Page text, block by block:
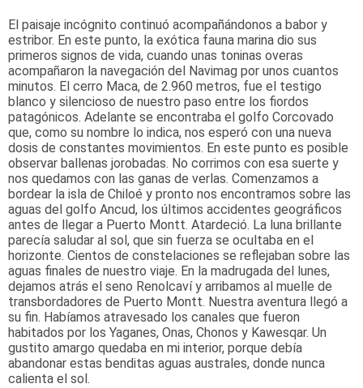
El paisaje incógnito continuó acompañándonos a babor y
estribor. En este punto, la exótica fauna marina dio sus
primeros signos de vida, cuando unas toninas overas
acompañaron la navegación del Navimag por unos cuantos
minutos. El cerro Maca, de 2.960 metros, fue el testigo
blanco y silencioso de nuestro paso entre los fiordos
patagónicos. Adelante se encontraba el golfo Corcovado
que, como su nombre lo indica, nos esperó con una nueva
dosis de constantes movimientos. En este punto es posible
observar ballenas jorobadas. No corrimos con esa suerte y
nos quedamos con las ganas de verlas. Comenzamos a
bordear la isla de Chiloé y pronto nos encontramos sobre las
aguas del golfo Ancud, los últimos accidentes geográficos
antes de llegar a Puerto Montt. Atardeció. La luna brillante
parecía saludar al sol, que sin fuerza se ocultaba en el
horizonte. Cientos de constelaciones se reflejaban sobre las
aguas finales de nuestro viaje. En la madrugada del lunes,
dejamos atrás el seno Renolcaví y arribamos al muelle de
transbordadores de Puerto Montt. Nuestra aventura llegó a
su fin. Habíamos atravesado los canales que fueron
habitados por los Yaganes, Onas, Chonos y Kawesqar. Un
gustito amargo quedaba en mi interior, porque debía
abandonar estas benditas aguas australes, donde nunca
calienta el sol.